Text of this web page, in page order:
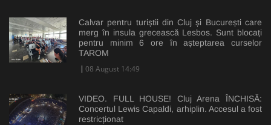
Calvar pentru turiștii din Cluj și București care
merg în insula grecească Lesbos. Sunt blocați
pentru minim 6 ore în așteptarea curselor
TAROM
08 August 14:49
VIDEO. FULL HOUSE! Cluj Arena ÎNCHISĂ:
Concertul Lewis Capaldi, arhiplin. Accesul a fost
restricționat